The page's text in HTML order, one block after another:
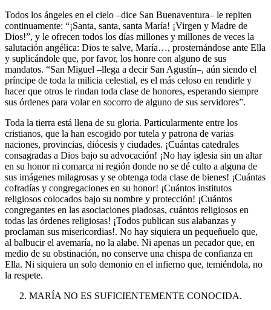
Todos los ángeles en el cielo –dice San Buenaventura– le repiten
continuamente: “¡Santa, santa, santa María! ¡Virgen y Madre de
Dios!”, y le ofrecen todos los días millones y millones de veces la
salutación angélica: Dios te salve, María…, prosternándose ante Ella
y suplicándole que, por favor, los honre con alguno de sus
mandatos. “San Miguel –llega a decir San Agustín–, aún siendo el
príncipe de toda la milicia celestial, es el más celoso en rendirle y
hacer que otros le rindan toda clase de honores, esperando siempre
sus órdenes para volar en socorro de alguno de sus servidores”.
Toda la tierra está llena de su gloria. Particularmente entre los
cristianos, que la han escogido por tutela y patrona de varias
naciones, provincias, diócesis y ciudades. ¡Cuántas catedrales
consagradas a Dios bajo su advocación! ¡No hay iglesia sin un altar
en su honor ni comarca ni región donde no se dé culto a alguna de
sus imágenes milagrosas y se obtenga toda clase de bienes! ¡Cuántas
cofradías y congregaciones en su honor! ¡Cuántos institutos
religiosos colocados bajo su nombre y protección! ¡Cuántos
congregantes en las asociaciones piadosas, cuántos religiosos en
todas las órdenes religiosas! ¡Todos publican sus alabanzas y
proclaman sus misericordias!. No hay siquiera un pequeñuelo que,
al balbucir el avemaría, no la alabe. Ni apenas un pecador que, en
medio de su obstinación, no conserve una chispa de confianza en
Ella. Ni siquiera un solo demonio en el infierno que, temiéndola, no
la respete.
MARÍA NO ES SUFICIENTEMENTE CONOCIDA.